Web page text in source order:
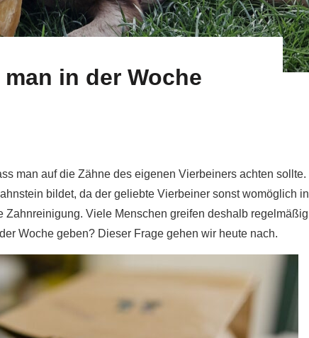
in der Woche
man auf die Zähne des eigenen Vierbeiners achten sollte.
bildet, da der geliebte Vierbeiner sonst womöglich in
Viele Menschen greifen deshalb regelmäßig
Woche geben? Dieser Frage gehen wir heute nach.